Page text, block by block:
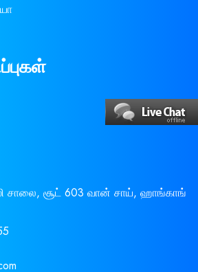
சூட் 603 வான் சாய், ஹாங்காங்